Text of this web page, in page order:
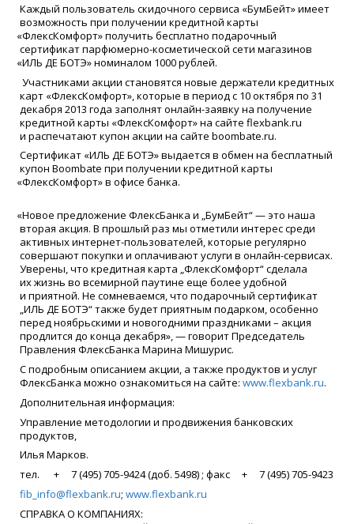
Каждый пользователь скидочного сервиса «БумБейт» имеет
возможность при получении кредитной карты
«ФлексКомфорт» получить бесплатно подарочный
сертификат парфюмерно-косметической сети магазинов
«ИЛЬ ДЕ БОТЭ» номиналом 1000 рублей.
Участниками акции становятся новые держатели кредитных
карт «ФлексКомфорт», которые в период с 10 октября по 31
декабря 2013 года заполнят онлайн-заявку на получение
кредитной карты «ФлексКомфорт» на сайте flexbank.ru
и распечатают купон акции на сайте boombate.ru.
Сертификат «ИЛЬ ДЕ БОТЭ» выдается в обмен на бесплатный
купон Boombate при получении кредитной карты
«ФлексКомфорт» в офисе банка.
«Новое предложение ФлексБанка и „БумБейт“ — это наша
вторая акция. В прошлый раз мы отметили интерес среди
активных интернет-пользователей, которые регулярно
совершают покупки и оплачивают услуги в онлайн-сервисах.
Уверены, что кредитная карта „ФлексКомфорт“ сделала
их жизнь во всемирной паутине еще более удобной
и приятной. Не сомневаемся, что подарочный сертификат
„ИЛЬ ДЕ БОТЭ“ также будет приятным подарком, особенно
перед ноябрьскими и новогодними праздниками – акция
продлится до конца декабря», — говорит Председатель
Правления ФлексБанка Марина Мишурис.
С подробным описанием акции, а также продуктов и услуг
ФлексБанка можно ознакомиться на сайте: www.flexbank.ru.
Дополнительная информация:
Управление методологии и продвижения банковских
продуктов,
Илья Марков.
тел. + 7(495) 705-9424(доб. 5498) ; факс + 7(495) 705-9423
fib_info@flexbank.ru; www.flexbank.ru
СПРАВКА О КОМПАНИЯХ: